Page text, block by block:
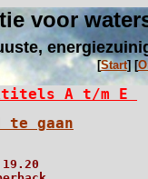
voor
[Start] [
A t/m E
gaan